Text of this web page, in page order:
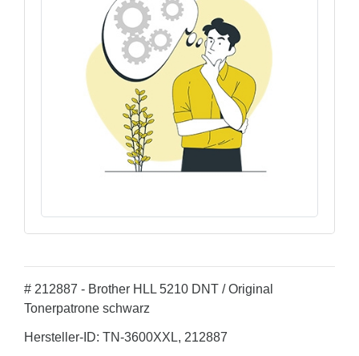
# 212887 - Brother HLL 5210 DNT / Original
Tonerpatrone schwarz
Hersteller-ID: TN-3600XXL, 212887